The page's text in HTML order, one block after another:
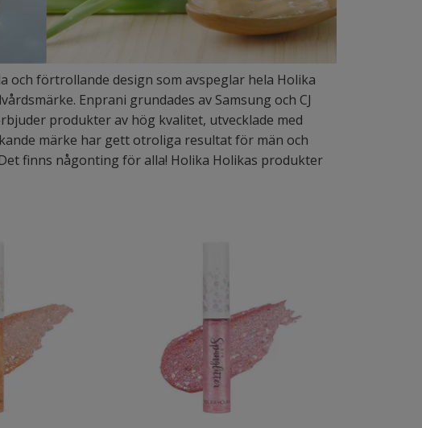
förtrollande design som avspeglar hela Holika
Enprani grundades av Samsung och CJ
produkter av hög kvalitet, utvecklade med
märke har gett otroliga resultat för män och
finns någonting för alla! Holika Holikas produkter